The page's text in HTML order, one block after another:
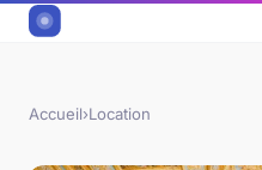
Accueil›Location